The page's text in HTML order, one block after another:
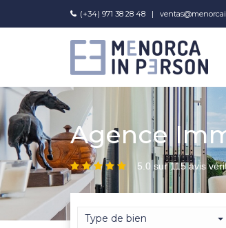
(+34) 971 38 28 48 |
Agence
5.0 sur 115 avis
Type de bien